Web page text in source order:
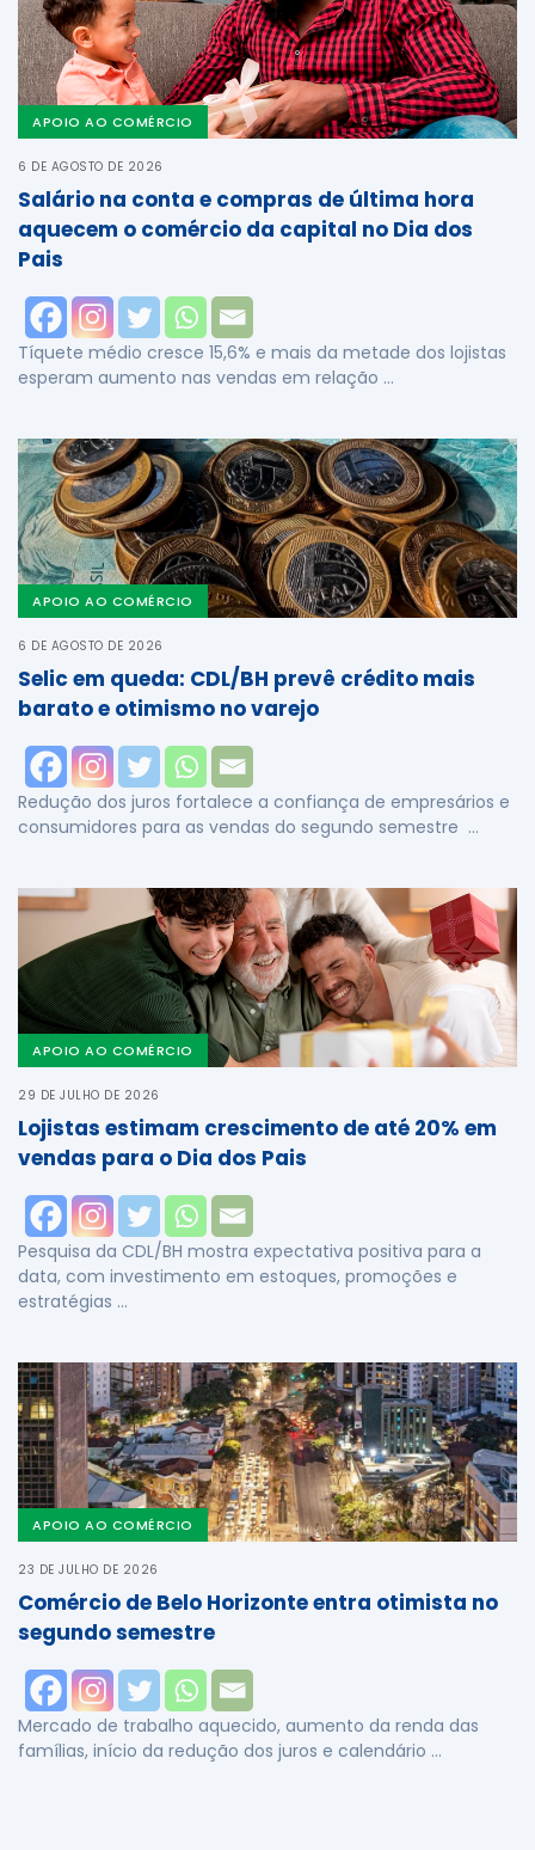
APOIO AO COMÉRCIO
6 DE AGOSTO DE 2026
Salário na conta e compras de última hora
aquecem o comércio da capital no Dia dos
Pais
Tíquete médio cresce 15,6% e mais da metade dos lojistas
esperam aumento nas vendas em relação …
APOIO AO COMÉRCIO
6 DE AGOSTO DE 2026
Selic em queda: CDL/BH prevê crédito mais
barato e otimismo no varejo
Redução dos juros fortalece a confiança de empresários e
consumidores para as vendas do segundo semestre …
APOIO AO COMÉRCIO
29 DE JULHO DE 2026
Lojistas estimam crescimento de até 20% em
vendas para o Dia dos Pais
Pesquisa da CDL/BH mostra expectativa positiva para a
data, com investimento em estoques, promoções e
estratégias …
APOIO AO COMÉRCIO
23 DE JULHO DE 2026
Comércio de Belo Horizonte entra otimista no
segundo semestre
Mercado de trabalho aquecido, aumento da renda das
famílias, início da redução dos juros e calendário …